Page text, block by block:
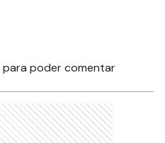
para poder comentar